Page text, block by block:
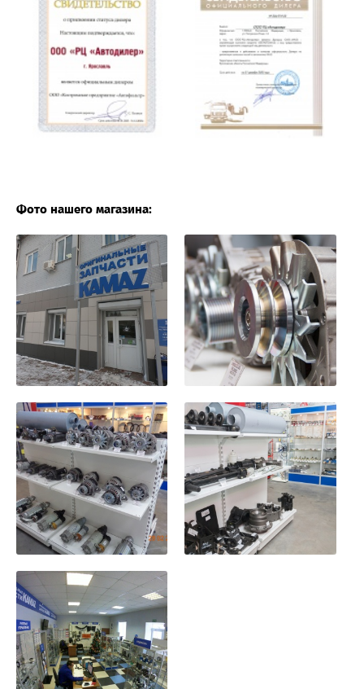
Фото нашего магазина: